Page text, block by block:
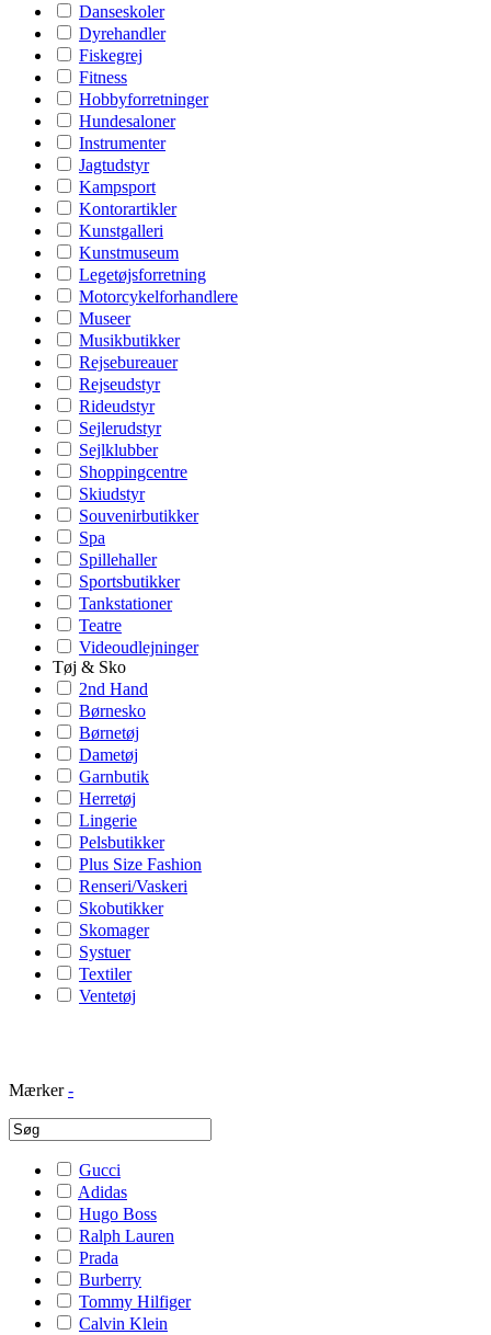
Danseskoler
Dyrehandler
Fiskegrej
Fitness
Hobbyforretninger
Hundesaloner
Instrumenter
Jagtudstyr
Kampsport
Kontorartikler
Kunstgalleri
Kunstmuseum
Legetøjsforretning
Motorcykelforhandlere
Museer
Musikbutikker
Rejsebureauer
Rejseudstyr
Rideudstyr
Sejlerudstyr
Sejlklubber
Shoppingcentre
Skiudstyr
Souvenirbutikker
Spa
Spillehaller
Sportsbutikker
Tankstationer
Teatre
Videoudlejninger
Tøj & Sko
2nd Hand
Børnesko
Børnetøj
Dametøj
Garnbutik
Herretøj
Lingerie
Pelsbutikker
Plus Size Fashion
Renseri/Vaskeri
Skobutikker
Skomager
Systuer
Textiler
Ventetøj
Mærker -
Gucci
Adidas
Hugo Boss
Ralph Lauren
Prada
Burberry
Tommy Hilfiger
Calvin Klein